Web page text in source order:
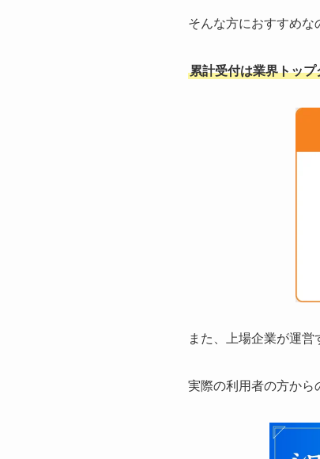
そんな方におすすめな
累計受付は業界トッ
また、上場企業が運営
実際の利用者の方から